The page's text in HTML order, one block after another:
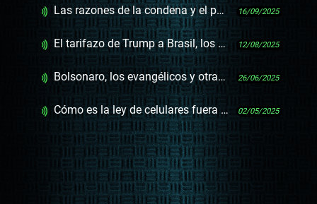
Las razones de la condena y el posible destino de Bolsonaro 16/09/2025
El tarifazo de Trump a Brasil, los sectores que afecta y el pedido de respeto 12/08/2025
Bolsonaro, los evangélicos y otras razones del melancólico fin del partido de Fernando Henrique Cardoso, el PSDB 26/06/2025
Cómo es la ley de celulares fuera del aula de Brasil 02/05/2025